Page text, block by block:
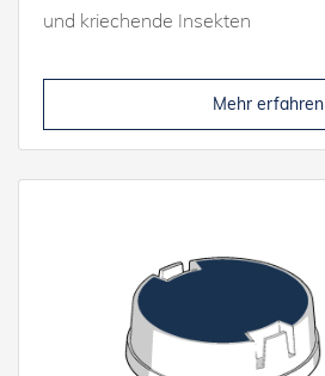
und kriechende Insekten
Mehr erfahren